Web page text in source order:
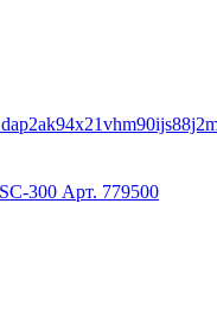
300 Арт. 779500